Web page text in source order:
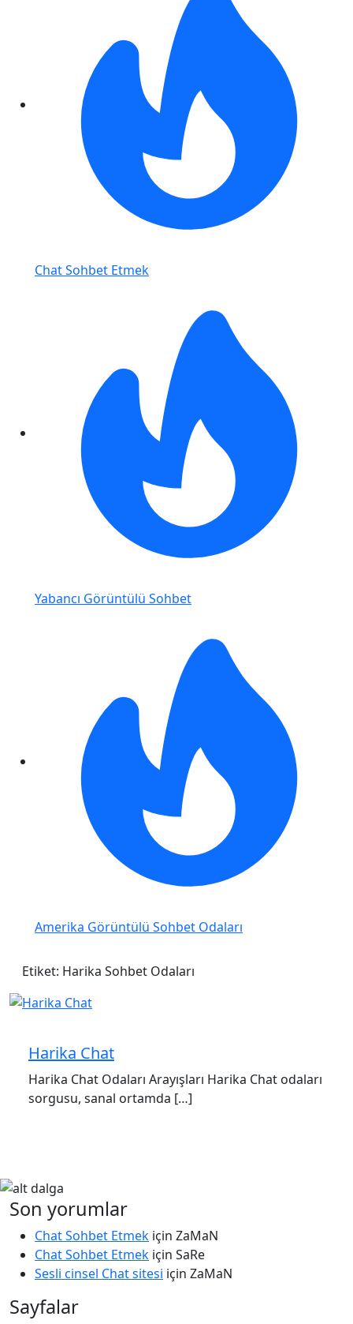
Chat Sohbet Etmek
Yabancı Görüntülü Sohbet
Amerika Görüntülü Sohbet Odaları
Etiket: Harika Sohbet Odaları
Harika Chat
Harika Chat Odaları Arayışları Harika Chat odaları
sorgusu, sanal ortamda […]
Son yorumlar
Chat Sohbet Etmek için ZaMaN
Chat Sohbet Etmek için SaRe
Sesli cinsel Chat sitesi için ZaMaN
Sayfalar